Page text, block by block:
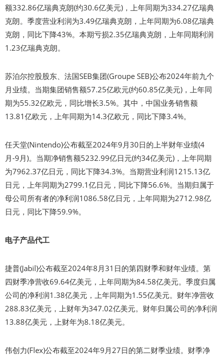
额332.86亿瑞典克朗(约30.6亿美元)，上年同期为334.27亿瑞典
克朗。季度营业利润为3.49亿瑞典克朗，上年同期为6.08亿瑞典
克朗，同比下降43%。本期亏损2.35亿瑞典克朗，上年同期利润
1.23亿瑞典克朗。
苏泊尔控股股东、法国SEB集团(Groupe SEB)公布2024年前九个
月业绩。当期集团销售额57.25亿欧元(约60.85亿美元)，上年同
期为55.32亿欧元，同比增长3.5%。其中，中国业务销售额
13.81亿欧元，上年同期为14.3亿欧元，同比下降3.4%。
任天堂(Nintendo)公布截至2024年9月30日的上半财年业绩(4
月-9月)。当期净销售额5232.99亿日元(约34亿美元)，上年同期
为7962.37亿日元，同比下降34.3%。当期营业利润1215.13亿
日元，上年同期为2799.1亿日元，同比下降56.6%。当期归属于
母公司所有者的净利润1086.58亿日元，上年同期为2712.98亿
日元，同比下降59.9%。
电子产品代工
捷普(Jabil)公布截至2024年8月31日的第四财季和财年业绩。第
四财季净营收69.64亿美元，上年同期为84.58亿美元。季度归属
公司的净利润1.38亿美元，上年同期为1.55亿美元。财年净营收
288.83亿美元，上财年为347.02亿美元。财年归属公司的净利润
13.88亿美元，上财年为8.18亿美元。
伟创力(Flex)公布截至2024年9月27日的第二财季业绩。财季净